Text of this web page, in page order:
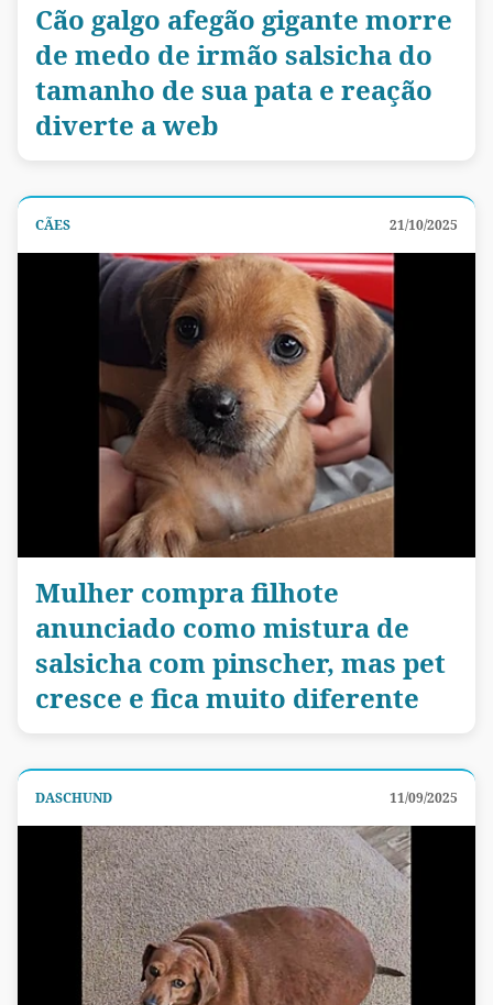
Cão galgo afegão gigante morre
de medo de irmão salsicha do
tamanho de sua pata e reação
diverte a web
CÃES 21/10/2025
Mulher compra filhote
anunciado como mistura de
salsicha com pinscher, mas pet
cresce e fica muito diferente
DASCHUND 11/09/2025